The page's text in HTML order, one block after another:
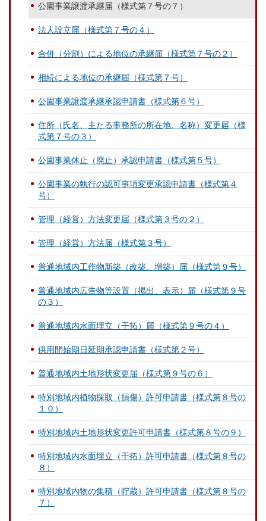
公園事業譲渡承継届（様式第７号の７）
法人設立届（様式第７号の４）
合併（分割）による地位の承継届（様式第７号の２）
相続による地位の承継届（様式第７号）
公園事業譲渡承継承認申請書（様式第６号）
住所（氏名、主たる事務所の所在地、名称）変更届（様
式第７号の３）
公園事業休止（廃止）承認申請書（様式第５号）
公園事業の執行の認可事項変更承認申請書（様式第４
号）
管理（経営）方法変更届（様式第３号の２）
管理（経営）方法届（様式第３号）
普通地域内工作物新築（改築、増築）届（様式第９号）
普通地域内広告物等設置（掲出、表示）届（様式第９号
の３）
普通地域内水面埋立（干拓）届（様式第９号の４）
供用開始期日延期承認申請書（様式第２号）
普通地域内土地形状変更届（様式第９号の６）
特別地域内植物採取（損傷）許可申請書（様式第８号の
１０）
特別地域内土地形状変更許可申請書（様式第８号の９）
特別地域内水面埋立（干拓）許可申請書（様式第８号の
８）
特別地域内物の集積（貯蔵）許可申請書（様式第８号の
７）